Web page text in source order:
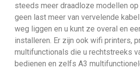
steeds meer draadloze modellen
geen last meer van vervelende
weg liggen en u kunt ze overal en
installeren. Er zijn ook wifi printers,
multifunctionals die u rechtstreeks
bedienen en zelfs A3